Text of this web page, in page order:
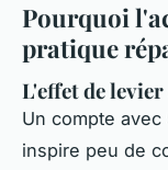
Pourquoi
pratique
L'effet de
Un compte
inspire peu de